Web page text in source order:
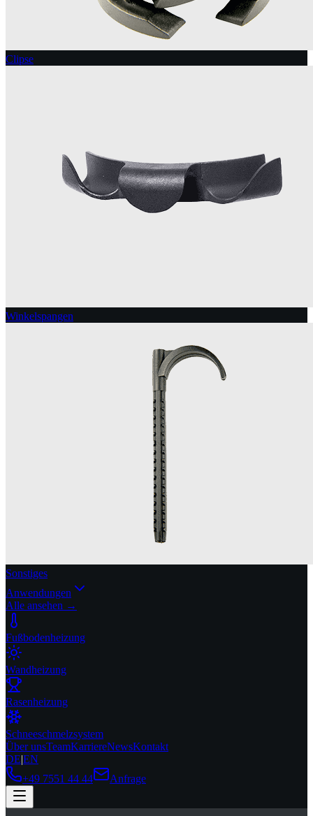
Clipse
Winkelspangen
Sonstiges
Anwendungen
Alle ansehen →
Fußbodenheizung
Wandheizung
Rasenheizung
Schneeschmelzsystem
Über unsTeamKarriereNewsKontakt
DE|EN
+49 7551 44 44
Anfrage